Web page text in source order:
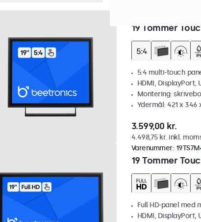
19 Tommer
5:4 multi-touch
HDMI, DisplayPort,
Montering:
Ydermål: 421 x 346
3.599,00 kr.
4.498,75 kr. inkl.
19 Tommer
Varenummer: 19TS7M
Full HD-panel med
HDMI, DisplayPort,